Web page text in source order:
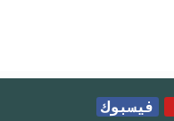
فيسبوك